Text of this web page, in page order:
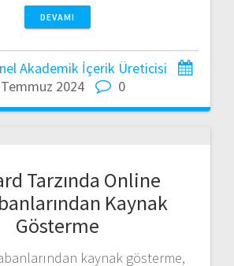
DEVAMI
Akademik İçerik Üreticisi
2024
0
Tarzında Online
Kaynak
Gösterme
kaynak gösterme,